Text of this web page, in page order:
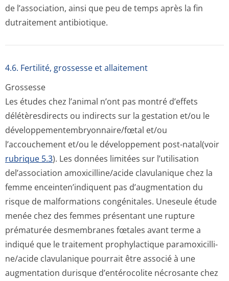
de l’association, ainsi que peu de temps après la fin
dutraitement antibiotique.
4.6. Fertilité, grossesse et allaitement
Grossesse
Les études chez l’animal n’ont pas montré d’effets
délétèresdirects ou indirects sur la gestation et/ou le
développementem­bryonnaire/fœtal et/ou
l’accouchement et/ou le développement post-natal(voir
rubrique 5.3). Les données limitées sur l’utilisation
del’association amoxicilline/acide clavulanique chez la
femme enceinten’indiquent pas d’augmentation du
risque de malformations congénitales. Uneseule étude
menée chez des femmes présentant une rupture
prématurée desmembranes fœtales avant terme a
indiqué que le traitement prophylactique paramoxicilli­
ne/acide clavulanique pourrait être associé à une
augmentation durisque d’entérocolite nécrosante chez